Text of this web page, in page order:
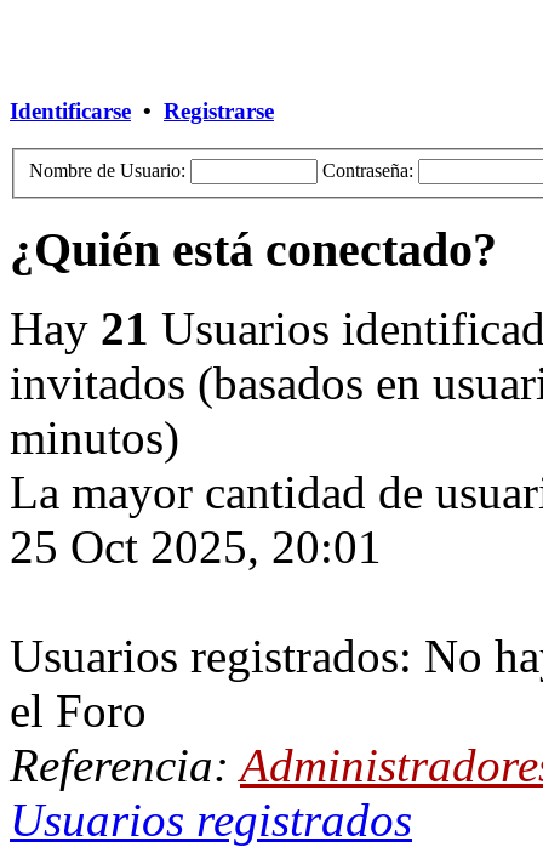
Identificarse • Registrarse
Nombre de Usuario: Contraseña:
¿Quién está conectado?
Hay 21 Usuarios
invitados (basados en
minutos)
La mayor cantidad de
25 Oct 2025, 20:01
Usuarios registrados: No
el Foro
Referencia:
Usuarios registrados